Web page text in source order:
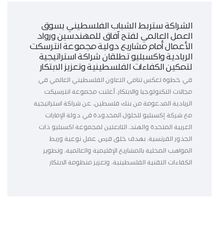
الشراكة ستربط الشباب الفلسطيني بسوق
العمل العالمي لفتح آفاق للمهندسين ورواد
الأعمال أمام مشاريع دولية مجموعة انترسكت
الريادية واكسبليو تطلقان شراكة استراتيجية
لتمكين الكفاءات الفلسطينية وتعزيز الابتكار
في خطوة تعكس تنامي التعاون الفلسطيني العالمي في
مجالات التكنولوجيا والابتكار، أعلنت مجموعة انترسيكت
الريادية المدعومة من بنك فلسطين، عن شراكة استراتيجية
مع شركة إكسبليو للحلول المحدودة في دولة الإمارات
العربية المتحدة والهند، التابعتين لمجموعة اكسبليو ذات
الجذور الفرنسية، بهدف خلق فرص عمل نوعية وربط
المواهب المحلية بالمشاريع الإقليمية والعالمية، وتطوير
الكفاءات التقنية الفلسطينية، وتعزيز منظومة الابتكار